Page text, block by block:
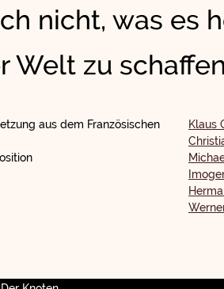
nicht, was es
Welt zu
aus dem Französischen
Klaus